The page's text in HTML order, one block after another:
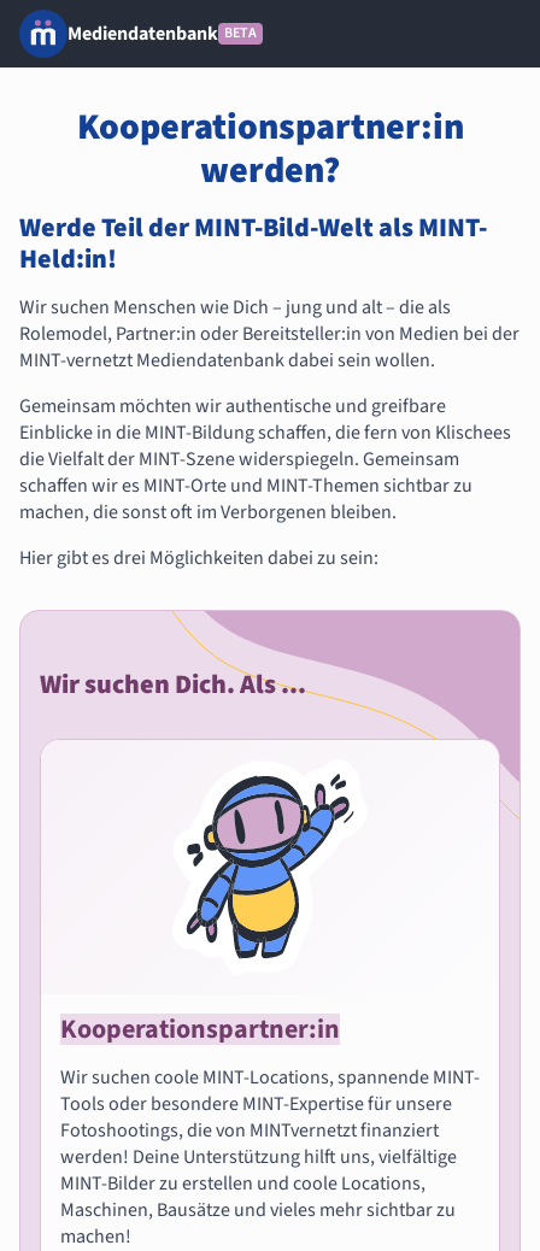
Mediendatenbank BETA
Kooperationspartner:in
werden?
Werde Teil der MINT-Bild-Welt als MINT-
Held:in!
Wir suchen Menschen wie Dich – jung und alt – die als
Rolemodel, Partner:in oder Bereitsteller:in von Medien bei der
MINT-vernetzt Mediendatenbank dabei sein wollen.
Gemeinsam möchten wir authentische und greifbare
Einblicke in die MINT-Bildung schaffen, die fern von Klischees
die Vielfalt der MINT-Szene widerspiegeln. Gemeinsam
schaffen wir es MINT-Orte und MINT-Themen sichtbar zu
machen, die sonst oft im Verborgenen bleiben.
Hier gibt es drei Möglichkeiten dabei zu sein:
Wir suchen Dich. Als ...
Kooperationspartner:in
Wir suchen coole MINT-Locations, spannende MINT-
Tools oder besondere MINT-Expertise für unsere
Fotoshootings, die von MINTvernetzt finanziert
werden! Deine Unterstützung hilft uns, vielfältige
MINT-Bilder zu erstellen und coole Locations,
Maschinen, Bausätze und vieles mehr sichtbar zu
machen!